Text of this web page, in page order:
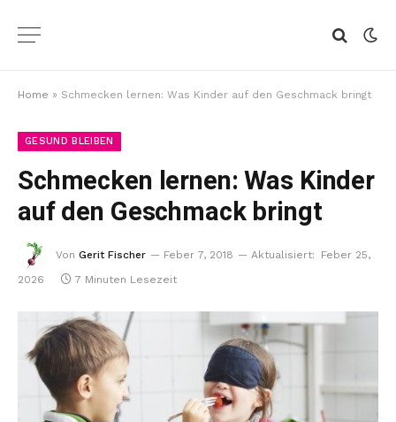
Home » Schmecken lernen: Was Kinder auf den Geschmack bringt
GESUND BLEIBEN
Schmecken lernen: Was Kinder
auf den Geschmack bringt
Von Gerit Fischer Feber 7, 2018 Aktualisiert:
Feber 25,
2026
7 Minuten Lesezeit